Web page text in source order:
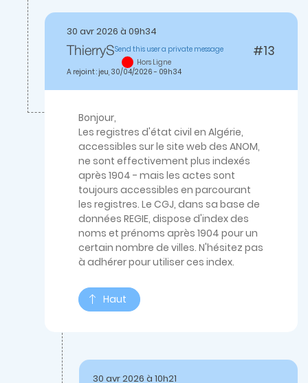
30 avr 2026 à 09h34
ThierrySSend this user a private message
Hors Ligne
A rejoint : jeu, 30/04/2026 - 09h34
#13
réponse
Bonsoir Je
alioua_adam_82
Bonjour,
Les registres d'état civil en Algérie,
accessibles sur le site web des ANOM,
ne sont effectivement plus indexés
après 1904 - mais les actes sont
toujours accessibles en parcourant
les registres. Le CGJ, dans sa base de
données REGIE, dispose d'index des
noms et prénoms après 1904 pour un
certain nombre de villes. N'hésitez pas
à adhérer pour utiliser ces index.
Haut
30 avr 2026 à 10h21